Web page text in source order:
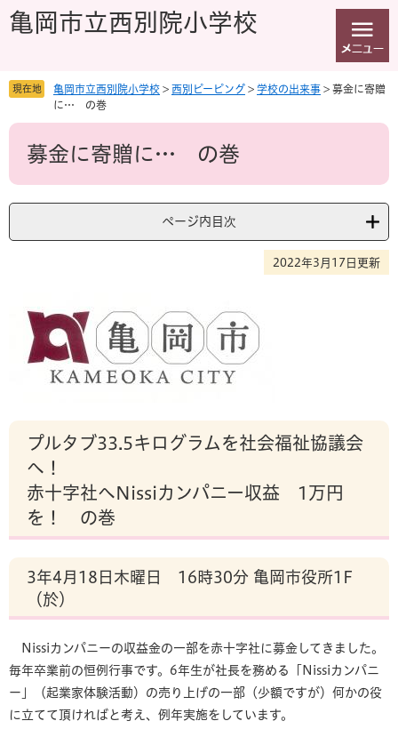
先
を
本
亀岡市立西別院小学校
現在地 亀岡市立西別院小学校 > 西別ピーピング > 学校の出来事 > 募金に寄贈
に… の巻
本
募金に寄贈に… の巻
ページ内目次
2022年3月17日更新
プルタブ33.5キログラムを社会福祉協議会
へ！
赤十字社へNissiカンパニー収益 1万円
を！ の巻
3年4月18日木曜日 16時30分 亀岡市役所1F
（於）
Nissiカンパニーの収益金の一部を赤十字社に募金してきました。
毎年卒業前の恒例行事です。6年生が社長を務める「Nissiカンパニ
ー」（起業家体験活動）の売り上げの一部（少額ですが）何かの役
に立てて頂ければと考え、例年実施をしています。